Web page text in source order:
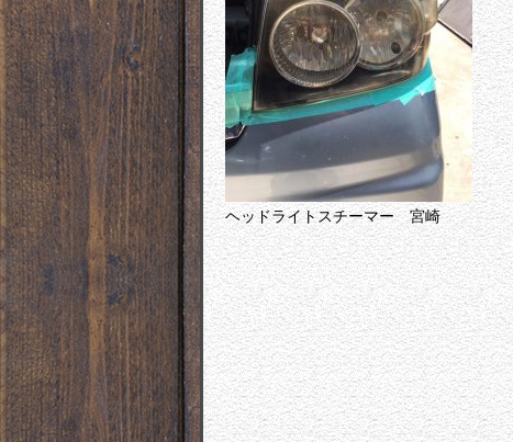
ヘッドライトスチーマー 宮崎